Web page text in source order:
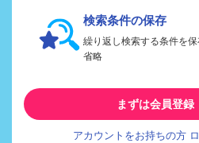
検索条件の保存
繰り返し検索する条件を
省略
まずは会員登録
アカウントをお持ちの方